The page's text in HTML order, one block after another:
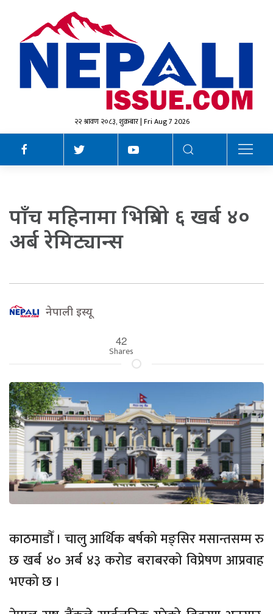
२२ श्रावण २०८३, शुक्रबार | Fri Aug 7 2026
पाँच महिनामा भित्रियो ६ खर्ब ४०
अर्ब रेमिट्यान्स
नेपाली इस्यू
42
Shares
काठमाडौँ । चालु आर्थिक बर्षको मङ्सिर मसान्तसम्म रु
छ खर्ब ४० अर्ब ४३ करोड बराबरको विप्रेषण आप्रवाह
भएको छ ।